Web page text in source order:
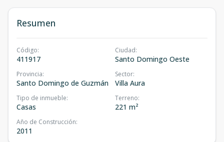
Resumen
Código:
411917
Ciudad:
Santo Domingo Oeste
Provincia:
Santo Domingo de Guzmán
Sector:
Villa Aura
Tipo de inmueble:
Casas
Terreno:
221 m²
Año de Construcción:
2011